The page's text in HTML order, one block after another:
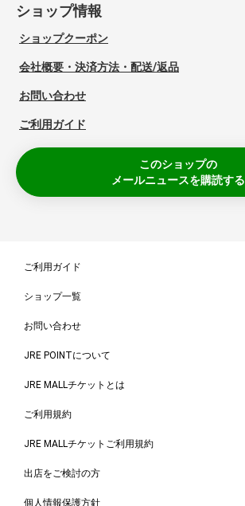
ショップ情報
ショップクーポン
会社概要・決済方法・配送/返品
お問い合わせ
ご利用ガイド
このショップの
メールニュースを購読する
ご利用ガイド
ショップ一覧
お問い合わせ
JRE POINTについて
JRE MALLチケットとは
ご利用規約
JRE MALLチケットご利用規約
出店をご検討の方
個人情報保護方針